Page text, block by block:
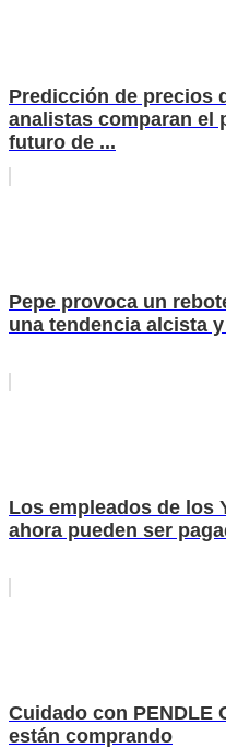
Predicción de precios
analistas comparan el
futuro de ...
Pepe provoca un
una tendencia alcista
Los empleados de los
ahora pueden ser
Cuidado con PENDLE
están comprando